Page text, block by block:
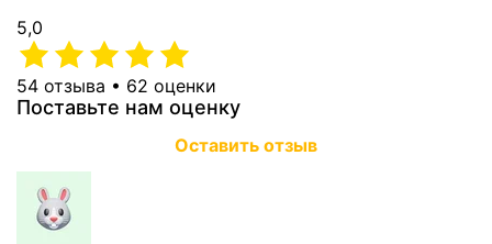
5,0
54 отзыва • 62 оценки
Поставьте нам оценку
Оставить отзыв